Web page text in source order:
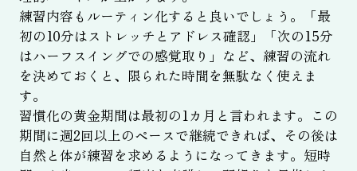
練習内容もルーティン化すると良いでしょう。「最
初の10分はストレッチとアドレス確認」「次の15分
はハーフスイングでの感覚取り」など、練習の流れ
を決めておくと、限られた時間を無駄なく使えま
す。
習慣化の黄金期間は最初の1カ月と言われます。この
期間に週2回以上のペースで継続できれば、その後は
自然と体が練習を求めるようになってきます。短時